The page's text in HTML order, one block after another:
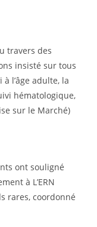
travers des
insisté sur tous
l’âge adulte, la
hématologique,
sur le Marché)
ont souligné
à L’ERN
rares, coordonné